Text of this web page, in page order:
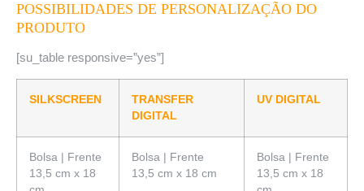
POSSIBILIDADES DE PERSONALIZAÇÃO DO
PRODUTO
[su_table responsive=”yes”]
SILKSCREEN
TRANSFER
DIGITAL
UV DIGITAL
Bolsa | Frente
13,5 cm x 18
Bolsa | Frente
13,5 cm x 18 cm
Bolsa | Frente
13,5 cm x 18